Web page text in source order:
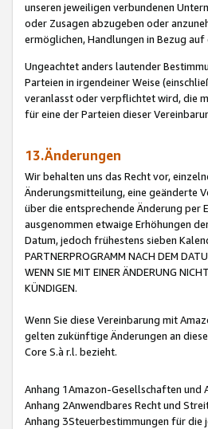
unseren jeweiligen verbundenen
oder Zusagen abzugeben oder
ermöglichen, Handlungen in Bezug
Ungeachtet anders lautender
Parteien in irgendeiner Weise
veranlasst oder verpflichtet wird, die
für eine der Parteien dieser
13.Änderungen
Wir behalten uns das Recht vor,
Änderungsmitteilung, eine geänderte
über die entsprechende Änderung per
ausgenommen etwaige Erhöhungen
Datum, jedoch frühestens sieben
PARTNERPROGRAMM NACH DEM
WENN SIE MIT EINER ÄNDERUNG
KÜNDIGEN.
Wenn Sie diese Vereinbarung mit
gelten zukünftige Änderungen an
Core S.à r.l. bezieht.
Anhang 1Amazon-Gesellschaften und
Anhang 2Anwendbares Recht und
Anhang 3Steuerbestimmungen für die